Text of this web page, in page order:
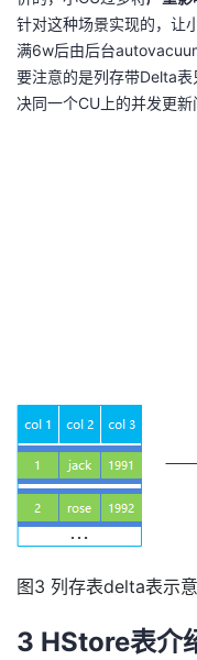
针对这种场景实现的，让
满6w后由后台
要注意的是列存带Delta
决同一个CU上的并发更新
图3 列存表delta表示
3 HStore表介